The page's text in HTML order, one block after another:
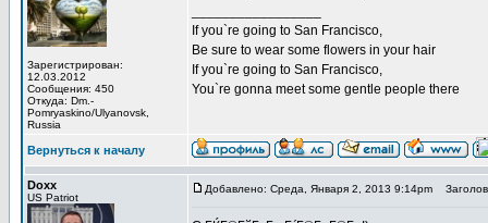
Зарегистрирован:
12.03.2012
Сообщения: 450
Откуда: Dm.-
Pomryaskino/Ulyanovsk,
Russia
If you`re going to San Francisco,
Be sure to wear some flowers in your hair
If you`re going to San Francisco,
You`re gonna meet some gentle people there
Вернуться к началу
Doxx
US Patriot
Добавлено: Среда, Января 2, 2013 9:14pm